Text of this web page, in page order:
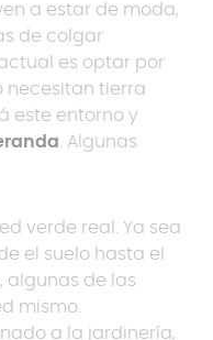
a estar de moda,
de colgar
es optar por
necesitan tierra
este entorno y
. Algunas
verde real. Ya sea
el suelo hasta el
algunas de las
mismo.
a la jardinería,